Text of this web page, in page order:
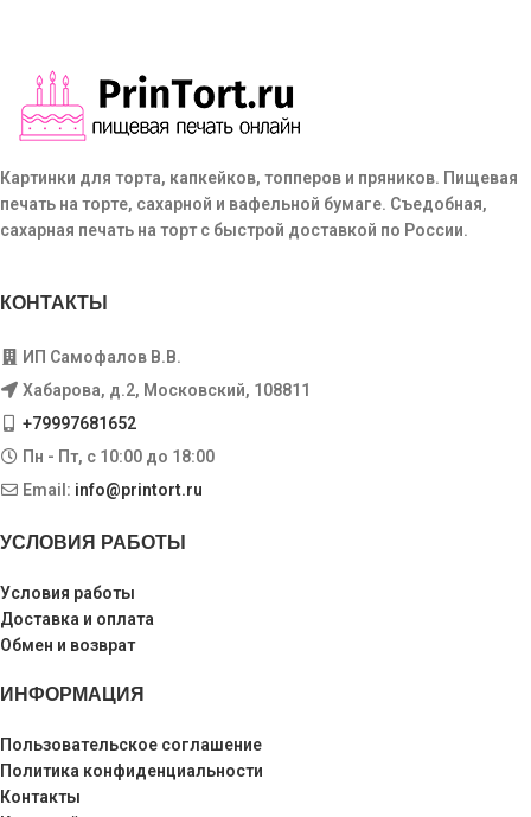
Картинки для торта, капкейков, топперов и пряников. Пищевая
печать на торте, сахарной и вафельной бумаге. Съедобная,
сахарная печать на торт с быстрой доставкой по России.
КОНТАКТЫ
ИП Самофалов В.В.
Хабарова, д.2, Московский, 108811
+79997681652
Пн - Пт, с 10:00 до 18:00
Email: info@printort.ru
УСЛОВИЯ РАБОТЫ
Условия работы
Доставка и оплата
Обмен и возврат
ИНФОРМАЦИЯ
Пользовательское соглашение
Политика конфиденциальности
Контакты